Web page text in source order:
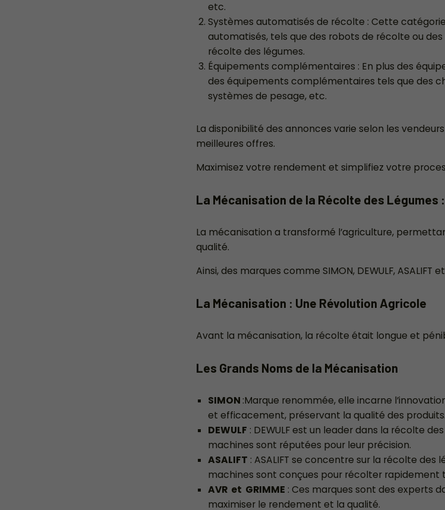
etc.
Systèmes automatisés de récolte : Cette
automatisés, tels que des robots de récolte ou
récolte des légumes.
Équipements complémentaires : En plus des
des équipements complémentaires tels que des
systèmes de pesage, etc.
La disponibilité des annonces varie selon les
meilleures offres.
Maximisez votre rendement et simplifiez votre
La Mécanisation de la Récolte des Légumes :
La mécanisation a transformé l’agriculture,
qualité.
Ainsi, des marques comme SIMON, DEWULF,
La Mécanisation : Une Révolution Agricole
Avant la mécanisation, la récolte était longue et
Les Grands Noms de la Mécanisation
SIMON :Marque renommée, elle incarne
et efficacement, préservant la qualité des produits.
DEWULF : DEWULF est un leader dans la récolte
machines sont réputées pour leur précision.
ASALIFT : ASALIFT se concentre sur la récolte
machines sont conçues pour récolter
AVR et GRIMME : Ces marques sont des experts
maximiser le rendement et la qualité.